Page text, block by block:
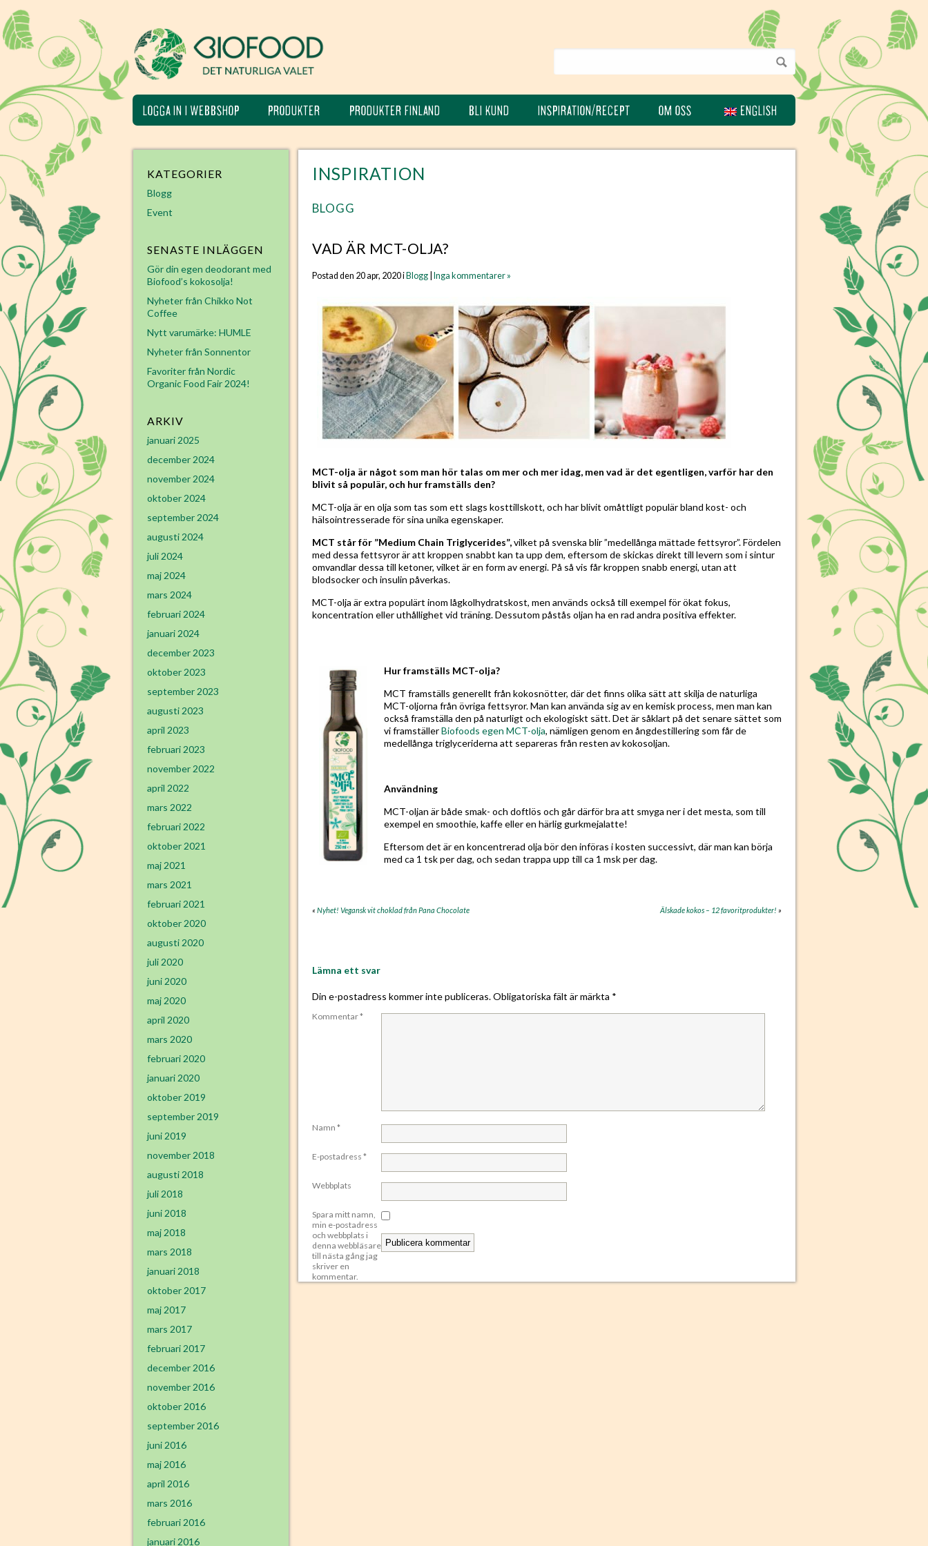
LOGGA IN I WEBBSHOP PRODUKTER PRODUKTER FINLAND BLI KUND INSPIRATION/RECEPT OM OSS ENGLISH
INSPIRATION
BLOGG
VAD ÄR MCT-OLJA?
Postad den 20 apr, 2020 i Blogg Inga kommentarer »
MCT-olja är något som man hör talas om mer och mer idag, men vad är det egentligen, varför har den
blivit så populär, och hur framställs den?
MCT-olja är en olja som tas som ett slags kosttillskott, och har blivit omåttligt populär bland kost- och
hälsointresserade för sina unika egenskaper.
MCT står för ”Medium Chain Triglycerides”,vilket på svenska blir ”medellånga mättade fettsyror”. Fördelen
med dessa fettsyror är att kroppen snabbt kan ta upp dem, eftersom de skickas direkt till levern som i sintur
omvandlar dessa till ketoner, vilket är en form av energi. På så vis får kroppen snabb energi, utan att
blodsocker och insulin påverkas.
MCT-olja är extra populärt inom lågkolhydratskost, men används också till exempel för ökat fokus,
koncentration eller uthållighet vid träning. Dessutom påstås oljan ha en rad andra positiva effekter.
Hur framställs MCT-olja?
MCT framställs generellt från kokosnötter, där det finns olika sätt att skilja de naturliga
MCT-oljorna från övriga fettsyror. Man kan använda sig av en kemisk process, men man kan
också framställa den på naturligt och ekologiskt sätt. Det är såklart på det senare sättet som
vi framställerBiofoods egen MCT-olja, nämligen genom en ångdestillering som får de
medellånga triglyceriderna att separeras från resten av kokosoljan.
Användning
MCT-oljan är både smak- och doftlös och går därför bra att smyga ner i det mesta, som till
exempel en smoothie, kaffe eller en härlig gurkmejalatte!
Eftersom det är en koncentrerad olja bör den införas i kosten successivt, där man kan börja
med ca 1 tsk per dag, och sedan trappa upp till ca 1 msk per dag.
« Nyhet! Vegansk vit choklad från Pana Chocolate Älskade kokos – 12 favoritprodukter! »
Lämna ett svar
Din e-postadress kommer inte publiceras.Obligatoriska fält är märkta *
Kommentar*
Namn *
E-postadress *
Webbplats
Spara mitt namn,
min e-postadress
och webbplats i
denna webbläsare
till nästa gång jag
skriver en
kommentar.
KATEGORIER
Blogg
Event
SENASTE INLÄGGEN
Gör din egen deodorant med
Biofood’s kokosolja!
Nyheter från Chikko Not
Coffee
Nytt varumärke: HUMLE
Nyheter från Sonnentor
Favoriter från Nordic
Organic Food Fair 2024!
ARKIV
januari 2025
december 2024
november 2024
oktober 2024
september 2024
augusti 2024
juli 2024
maj 2024
mars 2024
februari 2024
januari 2024
december 2023
oktober 2023
september 2023
augusti 2023
april 2023
februari 2023
november 2022
april 2022
mars 2022
februari 2022
oktober 2021
maj 2021
mars 2021
februari 2021
oktober 2020
augusti 2020
juli 2020
juni 2020
maj 2020
april 2020
mars 2020
februari 2020
januari 2020
oktober 2019
september 2019
juni 2019
november 2018
augusti 2018
juli 2018
juni 2018
maj 2018
mars 2018
januari 2018
oktober 2017
maj 2017
mars 2017
februari 2017
december 2016
november 2016
oktober 2016
september 2016
juni 2016
maj 2016
april 2016
mars 2016
februari 2016
januari 2016